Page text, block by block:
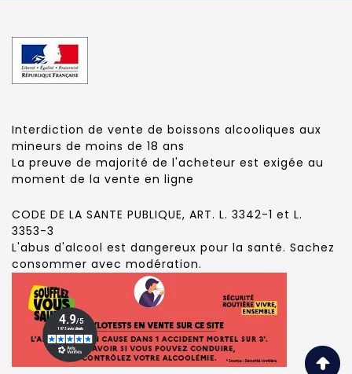
Interdiction de vente de boissons alcooliques aux
mineurs de moins de 18 ans
La preuve de majorité de l'acheteur est exigée au
moment de la vente en ligne
CODE DE LA SANTE PUBLIQUE, ART. L. 3342-1 et L.
3353-3
L'abus d'alcool est dangereux pour la santé. Sachez
consommer avec modération.